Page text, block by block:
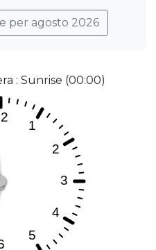
per agosto 2026
: Sunrise (00:00)